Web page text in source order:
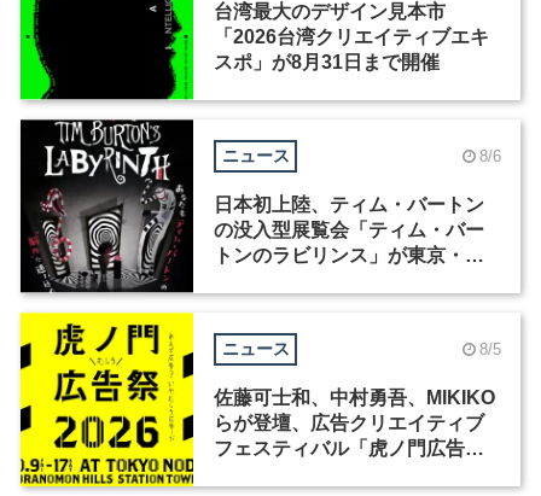
台湾最大のデザイン見本市
「2026台湾クリエイティブエキ
スポ」が8月31日まで開催
ニュース 8/6
日本初上陸、ティム・バートン
の没入型展覧会「ティム・バー
トンのラビリンス」が東京・豊
ニュース 8/5
佐藤可士和、中村勇吾、MIKIKO
らが登壇、広告クリエイティブ
フェスティバル「虎ノ門広告